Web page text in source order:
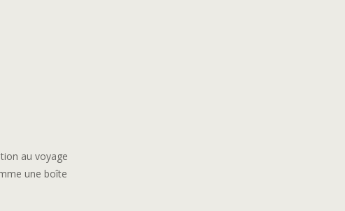
au voyage
une boîte